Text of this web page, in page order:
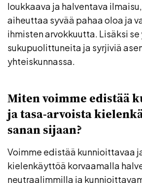
loukkaava ja halventava
aiheuttaa syvää pahaa oloa ja
ihmisten arvokkuutta. Lisäksi
sukupuolittuneita ja syrjiviä
yhteiskunnassa.
Miten voimme edistää
ja tasa-arvoista
sanan sijaan?
Voimme edistää kunnioittavaa
kielenkäyttöä korvaamalla
neutraalimmilla ja